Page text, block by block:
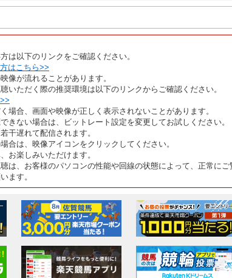
は以下のリンクをご確認ください。
はこちら>>
像が流れることがあります。
いただく際の推奨環境は以下のリンクからご確認ください。
場合、画面や映像が正しく表示されないことがあります。
きない場合は、ビットレート設定を変更してお試しください。
干遅れて配信されます。
合は、映像アイコンをクリックしてください。
お楽しみいただけます。
は、お客様のパソコンの性能や回線の状態によって、正常に
ます。